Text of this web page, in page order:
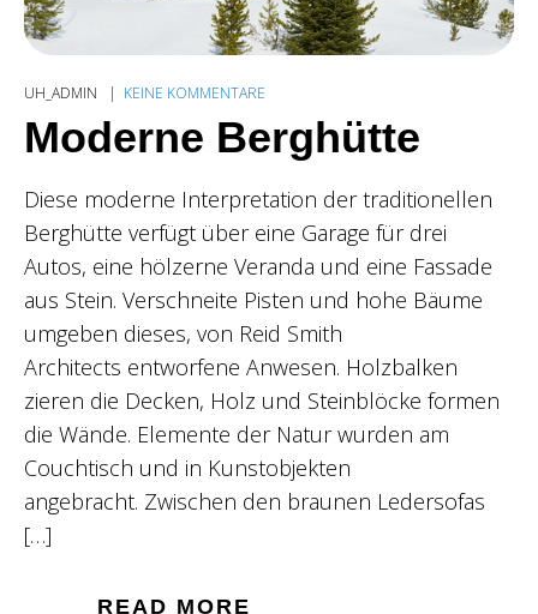
UH_ADMIN KEINE KOMMENTARE
Moderne Berghütte
Diese moderne Interpretation der traditionellen
Berghütte verfügt über eine Garage für drei
Autos, eine hölzerne Veranda und eine Fassade
aus Stein. Verschneite Pisten und hohe Bäume
umgeben dieses, von Reid Smith
Architects entworfene Anwesen. Holzbalken
zieren die Decken, Holz und Steinblöcke formen
die Wände. Elemente der Natur wurden am
Couchtisch und in Kunstobjekten
angebracht. Zwischen den braunen Ledersofas
[…]
READ MORE